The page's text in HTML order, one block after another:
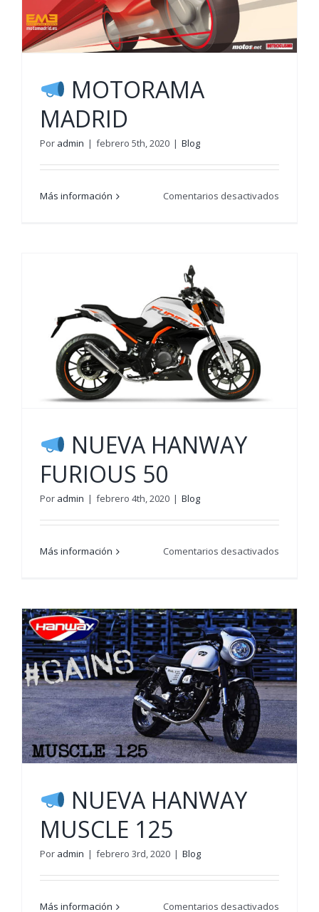
MOTORAMA
MADRID
Por admin | febrero 5th, 2020 | Blog
Más información Comentarios desactivados
NUEVA HANWAY
FURIOUS 50
Por admin | febrero 4th, 2020 | Blog
Más información Comentarios desactivados
FURIOUS
50
NUEVA HANWAY
MUSCLE 125
Por admin | febrero 3rd, 2020 | Blog
Más información Comentarios desactivados